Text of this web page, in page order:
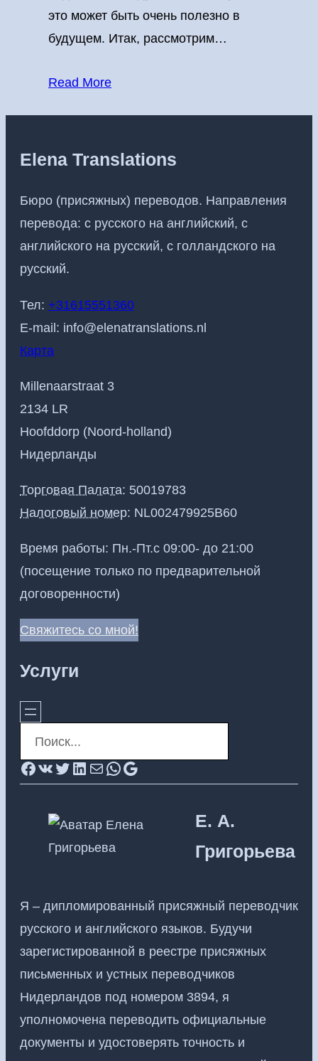
это может быть очень полезно в
будущем. Итак, рассмотрим…
Read More
Elena Translations
Бюро (присяжных) переводов. Направления
перевода: с русского на английский, с
английского на русский, с голландского на
русский.
Тел: +31615551360
E-mail: info@elenatranslations.nl
Карта
Millenaarstraat 3
2134 LR
Hoofddorp (Noord-holland)
Нидерланды
Торговая Палата: 50019783
Налоговый номер: NL002479925B60
Время работы: Пн.-Пт.с 09:00- до 21:00
(посещение только по предварительной
договоренности)
Свяжитесь со мной!
Услуги
a
Facebook ВКонтакте Twitter LinkedIn Почта Neem contact op via whatsapp Google
Е. А.
Григорьева
Я – дипломированный присяжный переводчик
русского и английского языков. Будучи
зарегистированной в реестре присяжных
письменных и устных переводчиков
Нидерландов под номером 3894, я
уполномочена переводить официальные
документы и удостоверять точность и